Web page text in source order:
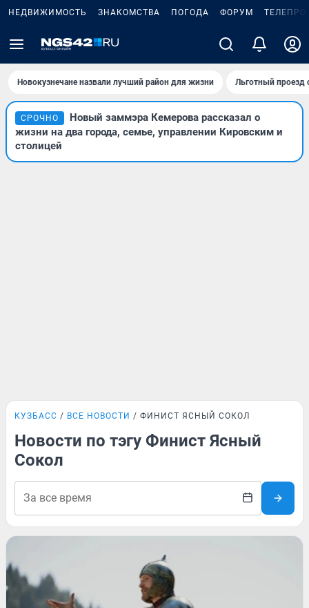
НЕДВИЖИМОСТЬ ЗНАКОМСТВА ПОГОДА ФОРУМ
Новокузнечане назвали лучший район для жизни Льготный проезд
СРОЧНО
Новый заммэра Кемерова рассказал о
жизни на два города, семье, управлении Кировским и
столицей
КУЗБАСС ВСЕ НОВОСТИ ФИНИСТ ЯСНЫЙ СОКОЛ
Новости по тэгу Финист Ясный
Сокол